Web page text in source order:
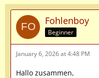
Fohlenboy
Beginner
January 6, 2026 at 4:48 PM
Hallo zusammen,